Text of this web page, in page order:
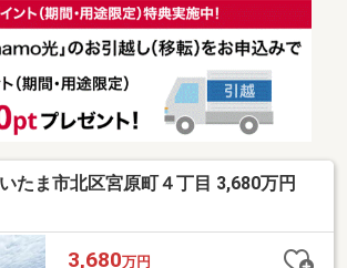
たま市北区宮原町４丁目 3,680万円
3,680万円